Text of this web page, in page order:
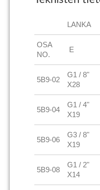
LANKA
OSA
NO.
E
5B9-02
G1 / 8"
X28
5B9-04
G1 / 4"
X19
5B9-06
G3 / 8"
X19
5B9-08
G1 / 2"
X14